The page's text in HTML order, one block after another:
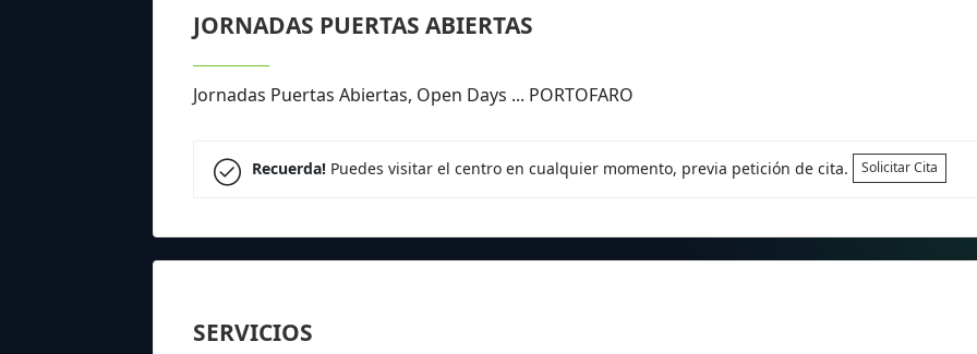
JORNADAS PUERTAS ABIERTAS
Jornadas Puertas Abiertas, Open Days ... PORTOFARO
Recuerda!Puedes visitar el centro en cualquier momento, previa petición de cita. Solicitar Cita
SERVICIOS